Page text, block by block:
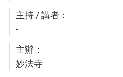
-
妙法寺